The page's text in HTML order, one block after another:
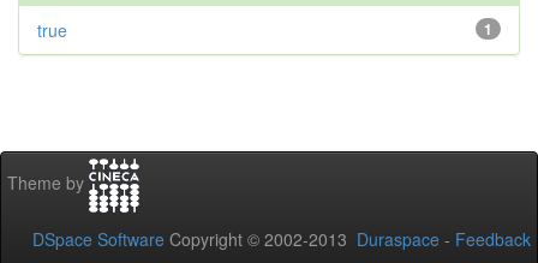
1
true
Theme by
DSpace Software Copyright © 2002-2013 Duraspace - Feedback